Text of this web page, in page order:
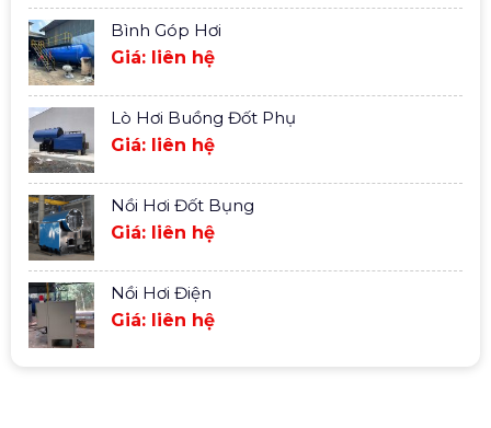
Bình Góp Hơi
Giá: liên hệ
Lò Hơi Buồng Đốt Phụ
Giá: liên hệ
Nồi Hơi Đốt Bụng
Giá: liên hệ
Nồi Hơi Điện
Giá: liên hệ